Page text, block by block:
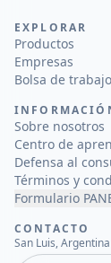
EXPLORAR
Productos
Empresas
Bolsa de trabajo
Sobre nosotros
Centro de
Defensa al
Términos y
Formulario
CONTACTO
San Luis, Argentina